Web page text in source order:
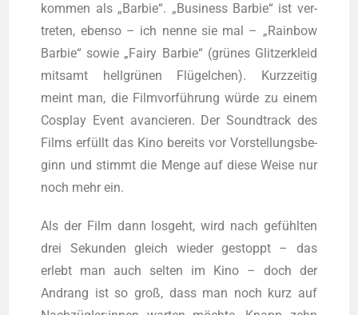
kom­men als „Bar­bie“. „Busi­ness Bar­bie“ ist ver­
tre­ten, eben­so – ich nen­ne sie mal – „Rain­bow
Bar­bie“ sowie „Fairy Bar­bie“ (grü­nes Glit­zer­kleid
mit­samt hell­grü­nen Flü­gel­chen). Kurz­zei­tig
meint man, die Film­vor­füh­rung wür­de zu einem
Cos­play Event avan­cie­ren. Der Sound­track des
Films erfüllt das Kino bereits vor Vor­stel­lungs­be­
ginn und stimmt die Men­ge auf die­se Wei­se nur
noch mehr ein.
Als der Film dann los­geht, wird nach gefühl­ten
drei Sekun­den gleich wie­der gestoppt – das
erlebt man auch sel­ten im Kino – doch der
Andrang ist so groß, dass man noch kurz auf